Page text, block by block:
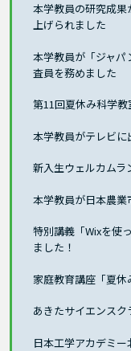
本学教員の研究成
上げられました
本学教員が「ジャ
査員を務めました
第11回夏休み科学
本学教員がテレビに
新入生ウェルカムラ
本学教員が日本農
特別講義「Wixを使
ました！
家庭教育講座「夏
あきたサイエンス
日本工学アカデミ